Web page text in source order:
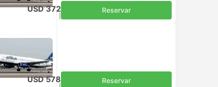
USD 372 Reservar
USD 578 Reservar